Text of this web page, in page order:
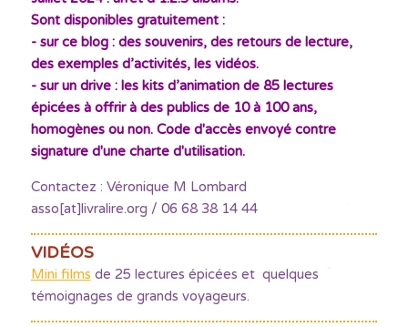
Sont disponibles gratuitement :
- sur ce blog : des souvenirs, des retours de lecture,
des exemples d’activités, les vidéos.
- sur un drive : les kits d’animation de 85 lectures
épicées à offrir à des publics de 10 à 100 ans,
homogènes ou non. Code d'accès envoyé contre
signature d'une charte d'utilisation.
Contactez : Véronique M Lombard
asso[at]livralire.org / 06 68 38 14 44
VIDÉOS
Mini films de 25 lectures épicées et quelques
témoignages de grands voyageurs.